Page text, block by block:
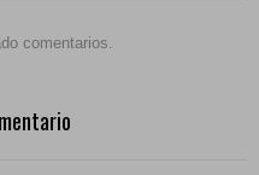
comentarios.